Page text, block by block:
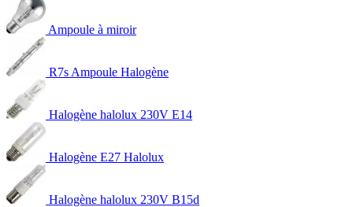
Ampoule à miroir
R7s Ampoule Halogène
Halogène halolux 230V E14
Halogène E27 Halolux
Halogène halolux 230V B15d